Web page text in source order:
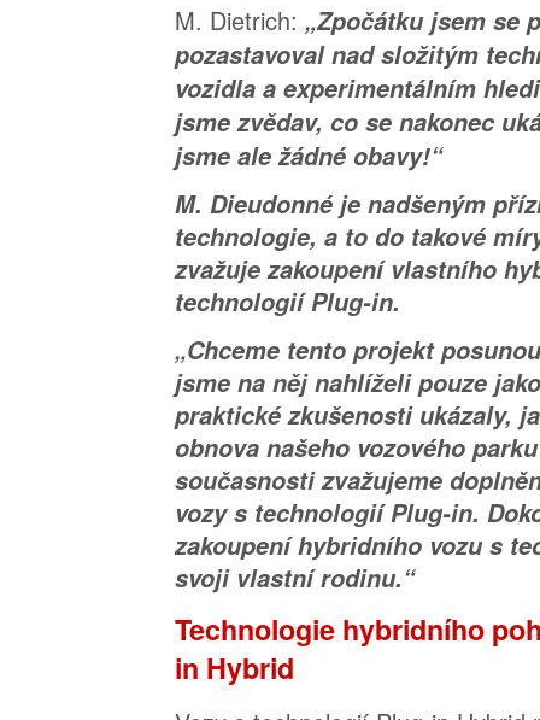
M. Dietrich: „Zpočátku jsem se
pozastavoval nad složitým
vozidla a experimentálním
jsme zvědav, co se nakonec
jsme ale žádné obavy!“
M. Dieudonné je nadšeným
technologie, a to do takové
zvažuje zakoupení vlastního
technologií Plug-in.
„Chceme tento projekt
jsme na něj nahlíželi pouze
praktické zkušenosti ukázaly,
obnova našeho vozového
současnosti zvažujeme
vozy s technologií Plug-in.
zakoupení hybridního vozu s
svoji vlastní rodinu.“
Technologie hybridního
in Hybrid